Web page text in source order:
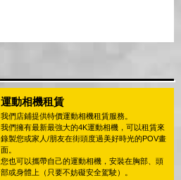
運動相機租賃
我們店鋪提供特價運動相機租賃服務。
我們擁有最新最強大的4K運動相機，可以租賃來
錄製您或家人/朋友在街頭度過美好時光的POV畫
面。
您也可以攜帶自己的運動相機，安裝在胸部、頭
部或身體上（只要不妨礙安全駕駛）。